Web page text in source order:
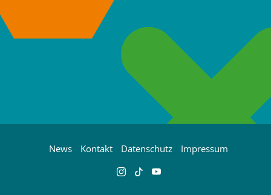
News Kontakt Datenschutz Impressum